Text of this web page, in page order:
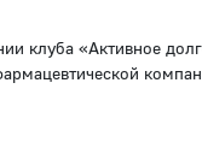
клуба «Активное